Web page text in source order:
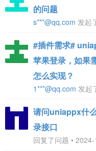
的问题
s***@qq.com 发起
#插件需求#
苹果登录，如果
怎么实现？
1***@qq.com 发起
请问uniappx什
录接口
回复了问题 •